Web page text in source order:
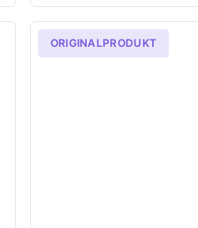
ORIGINALPRODUKT